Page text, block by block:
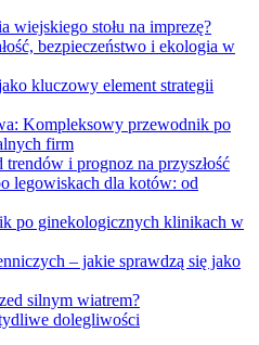
wiejskiego stołu na imprezę?
bezpieczeństwo i ekologia w
kluczowy element strategii
Kompleksowy przewodnik po
firm
i prognoz na przyszłość
legowiskach dla kotów: od
po ginekologicznych klinikach w
– jakie sprawdzą się jako
silnym wiatrem?
dolegliwości